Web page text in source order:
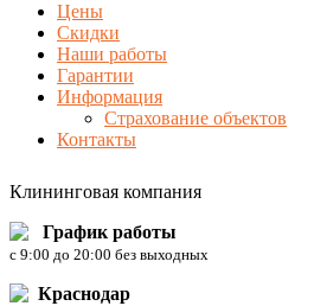
Цены
Скидки
Наши работы
Гарантии
Информация
Страхование объектов
Контакты
Клининговая компания
График работы
c 9:00 до 20:00 без выходных
Краснодар